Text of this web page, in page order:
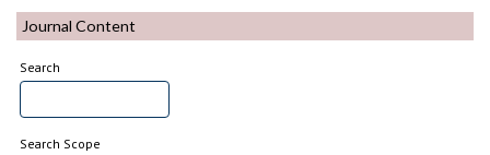
Journal Content
Search
Search Scope